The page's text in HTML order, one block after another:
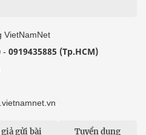
VietNamNet
- 0919435885 (Tp.HCM)
gửi bài Tuyển dụng